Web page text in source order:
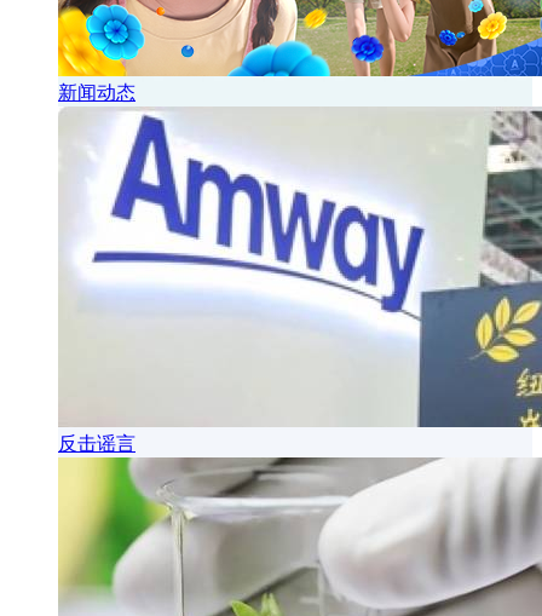
新闻动态
反击谣言